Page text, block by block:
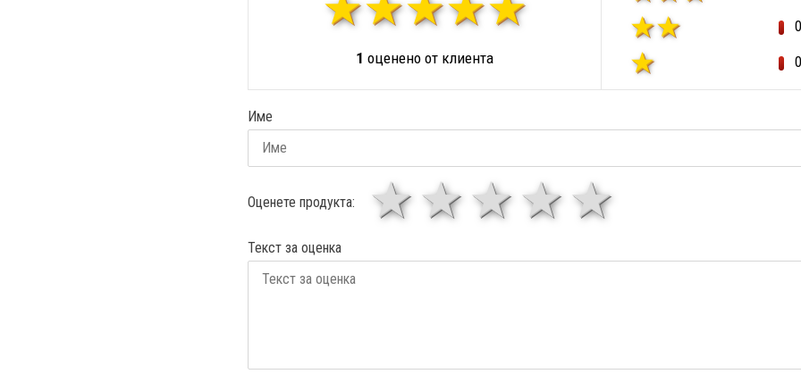
1 оценено от клиента
Име
Оценете продукта: 4 звезди
3 звезди
звезди
1 звезда
Текст за оценка